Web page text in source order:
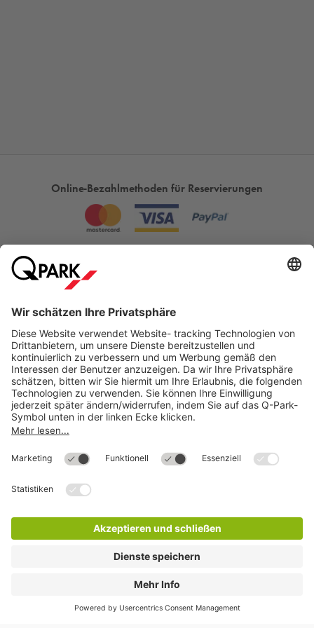
Online-Bezahlmethoden für Reservierungen
Mehr überQ-Park
Hilfe
©Q-ParkDeutschland (2018)